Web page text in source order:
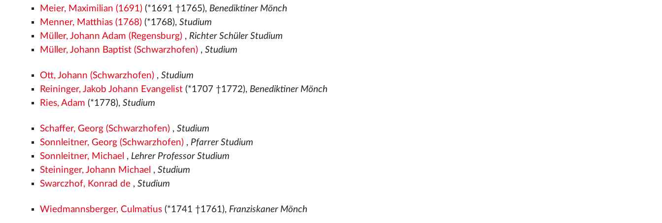
Meier, Maximilian (1691) (*1691 †1765), Benediktiner Mönch
Menner, Matthias (1768) (*1768),Studium
Müller, Johann Adam (Regensburg) , Richter Schüler Studium
Müller, Johann Baptist (Schwarzhofen) ,Studium
Ott, Johann (Schwarzhofen) ,Studium
Reininger, Jakob Johann Evangelist (*1707 †1772), Benediktiner Mönch
Ries, Adam (*1778),Studium
Schaffer, Georg (Schwarzhofen) ,Studium
Sonnleitner, Georg (Schwarzhofen) , Pfarrer Studium
Sonnleitner, Michael , Lehrer Professor Studium
Steininger, Johann Michael ,Studium
Swarczhof, Konrad de ,Studium
Wiedmannsberger, Culmatius (*1741 †1761), Franziskaner Mönch